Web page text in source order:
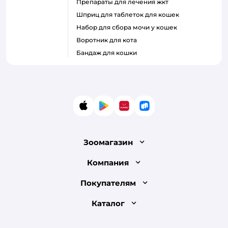
препараты для лечения жкт
шприц для таблеток для кошек
набор для сбора мочи у кошек
воротник для кота
бандаж для кошки
App StoreGoogle Play
AppGallery
RuStore
Зоомагазин
Лицензия
Доставка и оплата
Обмен и возврат товара
Компания
О компании
Покупателям
Бонусные карты
Каталог